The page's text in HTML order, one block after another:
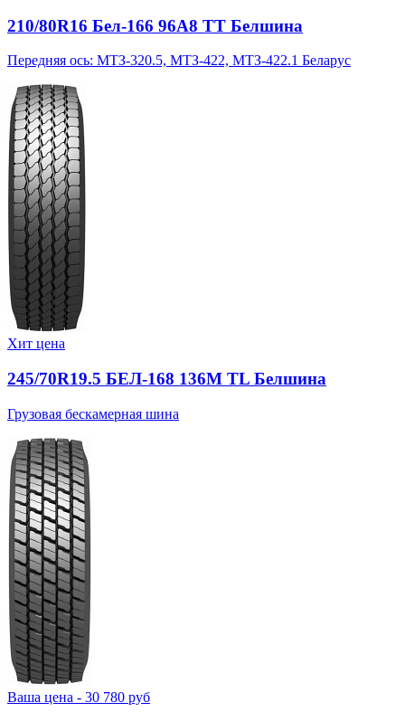
210/80R16 Бел-166 96A8 TT Белшина
Передняя ось: МТЗ-320.5, МТЗ-422, МТЗ-422.1 Беларус
Хит цена
245/70R19.5 БЕЛ-168 136M TL Белшина
Грузовая бескамерная шина
Ваша цена - 30 780 руб